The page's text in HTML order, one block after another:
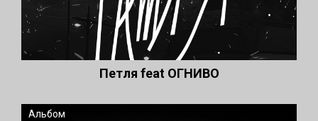
Петля feat ОГНИВО
Альбом